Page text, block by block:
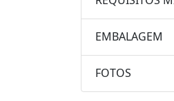
EMBALAGEM
FOTOS